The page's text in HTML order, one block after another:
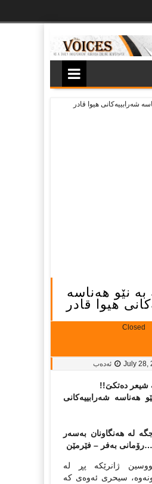
نێو هەناسە
هیوا قادر
Closed
July 28, ئەدەب
شیعر دەتكىَ!!
هەناسە شەرابییەكانى
لە هەنگاونان بەسەر
بەفر – فێرمێن
ژانرێكە پڕ لە
سیحرى ئەوەى كە